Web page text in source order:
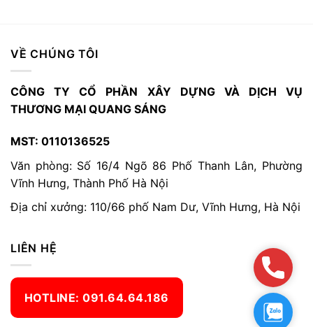
VỀ CHÚNG TÔI
CÔNG TY CỔ PHẦN XÂY DỰNG VÀ DỊCH VỤ
THƯƠNG MẠI QUANG SÁNG
MST: 0110136525
Văn phòng: Số 16/4 Ngõ 86 Phố Thanh Lân, Phường
Vĩnh Hưng, Thành Phố Hà Nội
Địa chỉ xưởng: 110/66 phố Nam Dư, Vĩnh Hưng, Hà Nội
LIÊN HỆ
HOTLINE: 091.64.64.186